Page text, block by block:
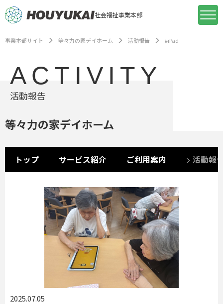
社会福祉事業本部
事業本部サイト 等々力の家デイホーム 活動報告 #iPad
ACTIVITY
活動報告
等々力の家デイホーム
トップ サービス紹介 ご利用案内 活動報
2025.07.05